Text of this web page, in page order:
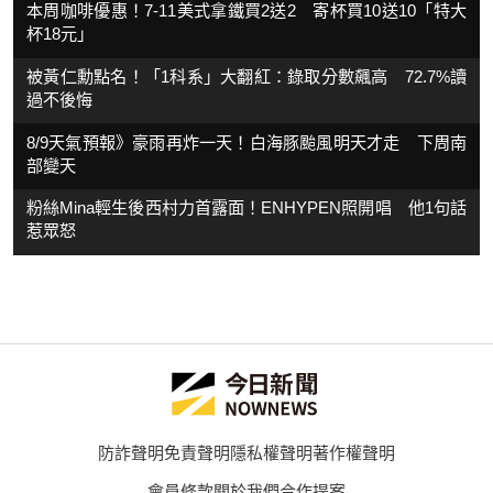
本周咖啡優惠！7-11美式拿鐵買2送2 寄杯買10送10「特大
杯18元」
被黃仁勳點名！「1科系」大翻紅：錄取分數飆高 72.7%讀
過不後悔
8/9天氣預報》豪雨再炸一天！白海豚颱風明天才走 下周南
部變天
粉絲Mina輕生後西村力首露面！ENHYPEN照開唱 他1句話
惹眾怒
防詐聲明免責聲明隱私權聲明著作權聲明